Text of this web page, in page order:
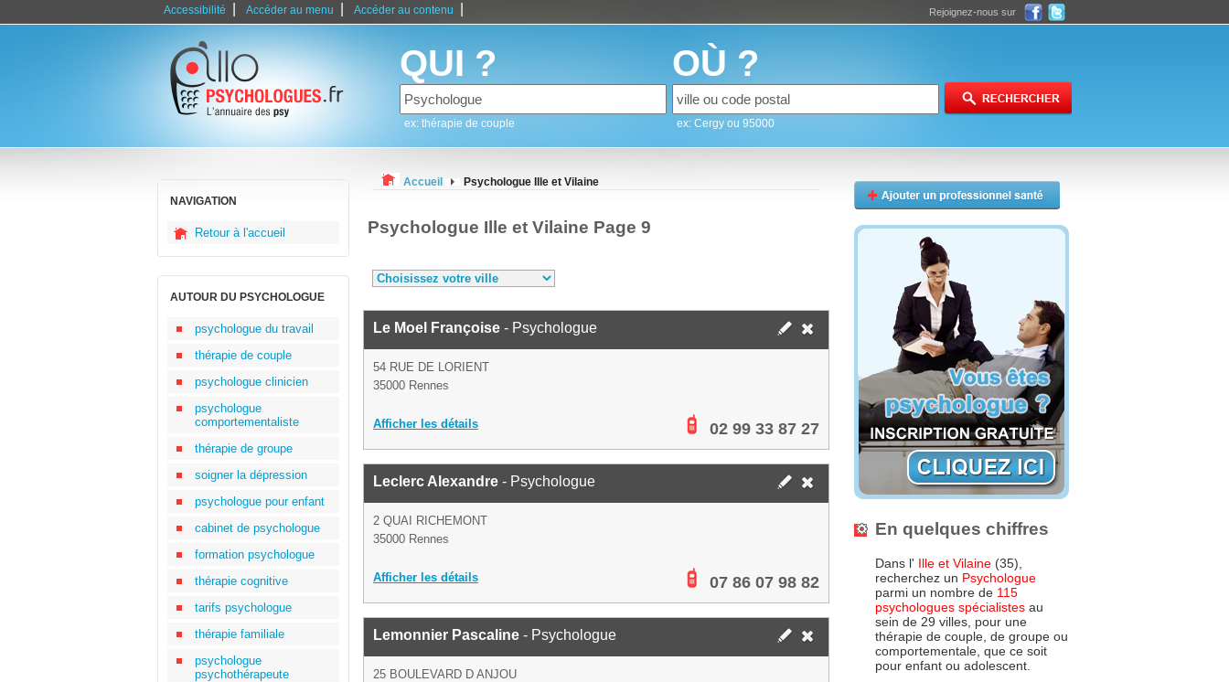
Accessibilité Accéder au menu Accéder au contenu Rejoignez-nous sur
QUI ?
ex: thérapie de couple
OÙ ?
ex: Cergy ou 95000
NAVIGATION
Retour à l'accueil
AUTOUR DU PSYCHOLOGUE
psychologue du travail
thérapie de couple
psychologue clinicien
psychologue
comportementaliste
thérapie de groupe
soigner la dépression
psychologue pour enfant
cabinet de psychologue
formation psychologue
thérapie cognitive
tarifs psychologue
thérapie familiale
psychologue
psychothérapeute
Accueil Psychologue Ille et Vilaine
Psychologue Ille et Vilaine Page 9
Le Moel Françoise - Psychologue
54 RUE DE LORIENT
35000 Rennes
Afficher les détails 02 99 33 87 27
Leclerc Alexandre - Psychologue
2 QUAI RICHEMONT
35000 Rennes
Afficher les détails 07 86 07 98 82
Lemonnier Pascaline - Psychologue
25 BOULEVARD D ANJOU
En quelques chiffres
Dans l' Ille et Vilaine (35),
recherchez un Psychologue
parmi un nombre de 115
psychologues spécialistes au
sein de 29 villes, pour une
thérapie de couple, de groupe ou
comportementale, que ce soit
pour enfant ou adolescent.